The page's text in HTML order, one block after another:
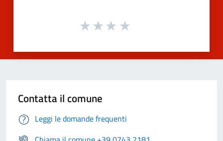
Contatta il comune
Leggi le domande frequenti